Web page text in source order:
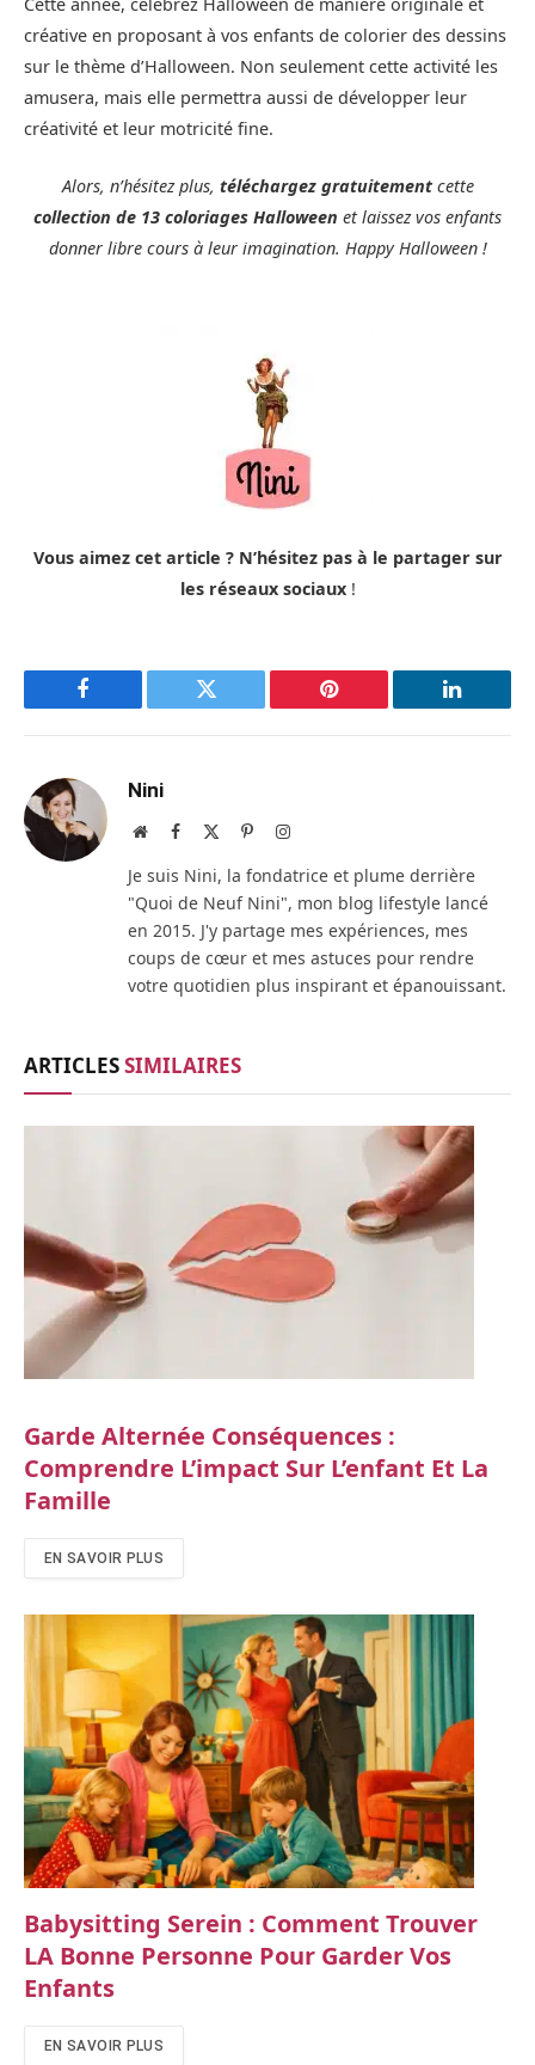
créative en proposant à vos enfants de colorier des dessins
sur le thème d’Halloween. Non seulement cette activité les
amusera, mais elle permettra aussi de développer leur
créativité et leur motricité fine.
Alors, n’hésitez plus, téléchargez gratuitementcette
collection de 13 coloriages Halloween et laissez vos enfants
donner libre cours à leur imagination. Happy Halloween !
Vous aimez cet article ? N’hésitez pas à le partager sur
les réseaux sociaux!
Facebook Twitter Pinterest LinkedIn
Nini
Site Facebook PinterestInstagram
Je suis Nini, la fondatrice et plume derrière
"Quoi de Neuf Nini", mon blog lifestyle lancé
en 2015. J'y partage mes expériences, mes
coups de cœur et mes astuces pour rendre
votre quotidien plus inspirant et épanouissant.
ARTICLESSIMILAIRES
Garde Alternée Conséquences :
Comprendre L’impact Sur L’enfant Et La
Famille
EN SAVOIR PLUS
Babysitting Serein : Comment Trouver
LA Bonne Personne Pour Garder Vos
Enfants
EN SAVOIR PLUS